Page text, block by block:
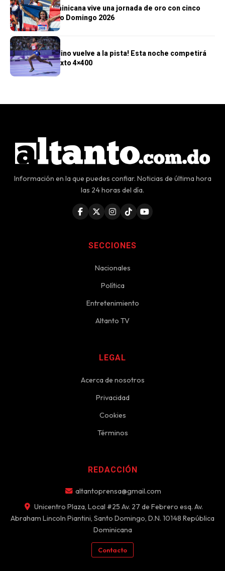
República Dominicana vive una jornada de oro con cinco
títulos en Santo Domingo 2026
DEPORTES
¡Marileidy Paulino vuelve a la pista! Esta noche competirá
en el relevo mixto 4×400
Información en la que puedes confiar. Noticias de última hora
las 24 horas del día.
SECCIONES
Nacionales
Política
Entretenimiento
Altanto TV
LEGAL
Acerca de nosotros
Privacidad
Cookies
Términos
REDACCIÓN
altantoprensa@gmail.com
Unicentro Plaza, Local #25 Av. 27 de Febrero esq. Av.
Abraham Lincoln Piantini, Santo Domingo, D.N. 10148 República
Dominicana
Contacto